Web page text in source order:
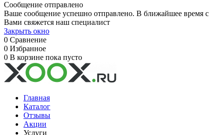
Сообщение отправлено
Ваше сообщение успешно отправлено. В ближайшее время с
Вами свяжется наш специалист
Закрыть окно
0 Сравнение
0 Избранное
0 В корзине пока пусто
Главная
Каталог
Отзывы
Акции
Услуги